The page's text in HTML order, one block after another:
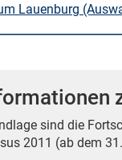
Lauenburg
sind die
2011 (ab dem